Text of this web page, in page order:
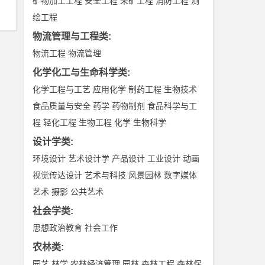
绘工程
物流管理与工程类:
物流工程 物流管理
化学化工与生命科学类:
化学工程与工艺 应用化学 制药工程 生物技术
食品质量与安全 药学 药物制剂 食品科学与工
程 轻化工程 生物工程 化学 生物科学
设计学类:
环境设计 艺术设计学 产品设计 工业设计 动画
视觉传达设计 艺术与科技 风景园林 数字媒体
艺术 摄影 公共艺术
社会学类:
思想政治教育 社会工作
农林类: